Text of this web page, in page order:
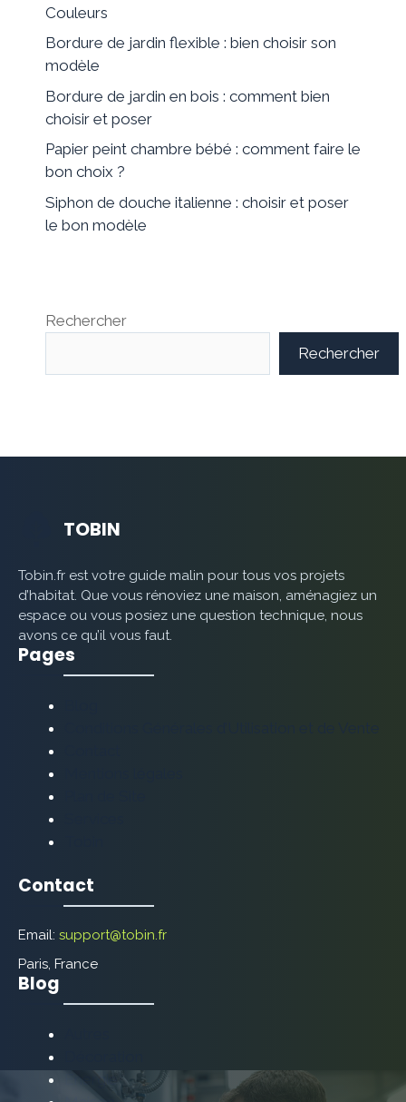
Couleurs
Bordure de jardin flexible : bien choisir son
modèle
Bordure de jardin en bois : comment bien
choisir et poser
Papier peint chambre bébé : comment faire le
bon choix ?
Siphon de douche italienne : choisir et poser
le bon modèle
Rechercher
Rechercher
TOBIN
Tobin.fr est votre guide malin pour tous vos projets
d’habitat. Que vous rénoviez une maison, aménagiez un
espace ou vous posiez une question technique, nous
avons ce qu’il vous faut.
Pages
Contact
Email: support@tobin.fr
Paris, France
Blog
Énergie